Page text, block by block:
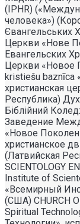
(IPHR)
человека»)
Євангельських
Церкви «Нове
Евангельских
Церкви «Новое
kristiešu baznīca
христианская
Республика)
Біблійний
Заведение
«Новое
христианское
(Латвийская
SCIENTOLOGY
Institute of
«Всемирный
(США) CHURCH
Spiritual